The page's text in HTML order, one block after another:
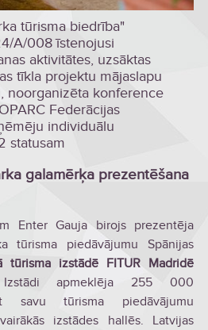
tūrisma biedrība"
A/008 īstenojusi
aktivitātes, uzsāktas
tīkla projektu mājaslapu
noorganizēta konference
Federācijas
individuālu
statusam
galamērķa prezentēšana
Enter Gauja birojs prezentēja
tūrisma piedāvājumu Spānijas
tūrisma izstādē FITUR Madridē
Izstādi apmeklēja 255 000
savu tūrisma piedāvājumu
izstādes hallēs. Latvijas